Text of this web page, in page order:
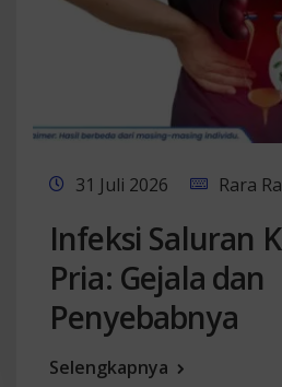
31 Juli 2026 Rara
Infeksi Saluran
Pria: Gejala dan
Penyebabnya
Selengkapnya